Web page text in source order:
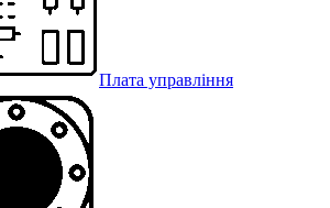
Плата управління